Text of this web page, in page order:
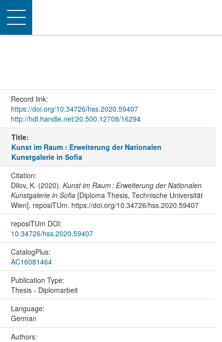
Toggle
navigation
Record link:
https://doi.org/10.34726/hss.2020.59407
http://hdl.handle.net/20.500.12708/16294
Title:
Kunst im Raum : Erweiterung der Nationalen
Kunstgalerie in Sofia
Citation:
Dilov, K. (2020). Kunst im Raum : Erweiterung der Nationalen
Kunstgalerie in Sofia[Diploma Thesis, Technische Universität
Wien]. reposiTUm. https://doi.org/10.34726/hss.2020.59407
reposiTUm DOI:
10.34726/hss.2020.59407
CatalogPlus:
AC16081464
Publication Type:
Thesis - Diplomarbeit
Language:
German
Authors: